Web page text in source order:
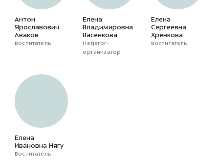
Антон
Ярославович
Аваков
Воспитатель
Елена
Владимировна
Васенкова
Педагог-
организатор
Елена
Сергеевна
Хренкова
Воспитатель
Елена
Ивановна Нягу
Воспитатель